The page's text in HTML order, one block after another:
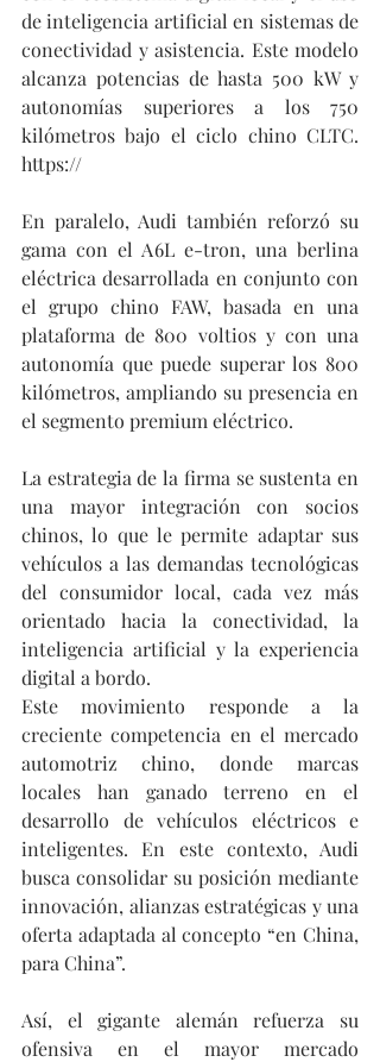
de inteligencia artificial en sistemas de
conectividad y asistencia. Este modelo
alcanza potencias de hasta 500 kW y
autonomías superiores a los 750
kilómetros bajo el ciclo chino CLTC.
https://
En paralelo, Audi también reforzó su
gama con el A6L e-tron, una berlina
eléctrica desarrollada en conjunto con
el grupo chino FAW, basada en una
plataforma de 800 voltios y con una
autonomía que puede superar los 800
kilómetros, ampliando su presencia en
el segmento premium eléctrico.
La estrategia de la firma se sustenta en
una mayor integración con socios
chinos, lo que le permite adaptar sus
vehículos a las demandas tecnológicas
del consumidor local, cada vez más
orientado hacia la conectividad, la
inteligencia artificial y la experiencia
digital a bordo.
Este movimiento responde a la
creciente competencia en el mercado
automotriz chino, donde marcas
locales han ganado terreno en el
desarrollo de vehículos eléctricos e
inteligentes. En este contexto, Audi
busca consolidar su posición mediante
innovación, alianzas estratégicas y una
oferta adaptada al concepto “en China,
para China”.
Así, el gigante alemán refuerza su
ofensiva en el mayor mercado